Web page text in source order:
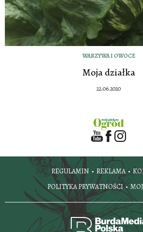
WARZYWA I OWOCE
Moja działka
22.06.2020
REGULAMIN REKLAMA
POLITYKA PRYWATNOŚCI